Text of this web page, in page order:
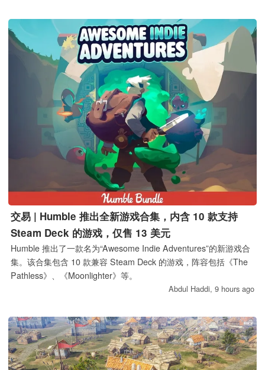
交易 | Humble 推出全新游戏合集，内含 10 款支持
Steam Deck 的游戏，仅售 13 美元
Humble 推出了一款名为“Awesome Indie Adventures”的新游戏合
集。该合集包含 10 款兼容 Steam Deck 的游戏，阵容包括《The
Pathless》、《Moonlighter》等。
Abdul Haddi, 9 hours ago